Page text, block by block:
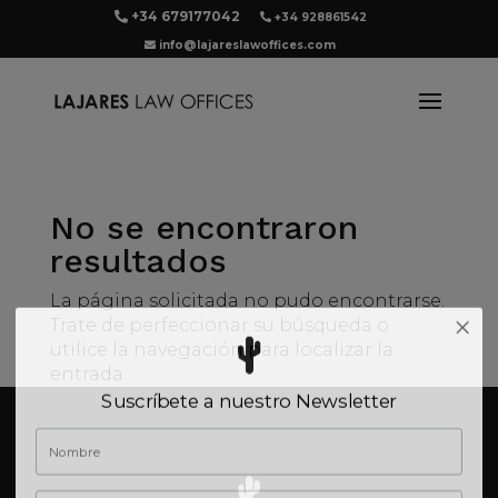
+34 679177042
+34 928861542
info@lajareslawoffices.com
No se encontraron
resultados
La página solicitada no pudo encontrarse.
Trate de perfeccionar su búsqueda o
utilice la navegación para localizar la
entrada.
Suscríbete a nuestro Newsletter